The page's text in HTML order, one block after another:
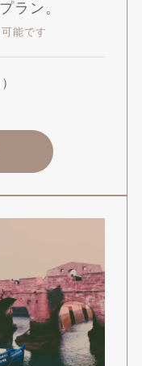
ラン。
能です